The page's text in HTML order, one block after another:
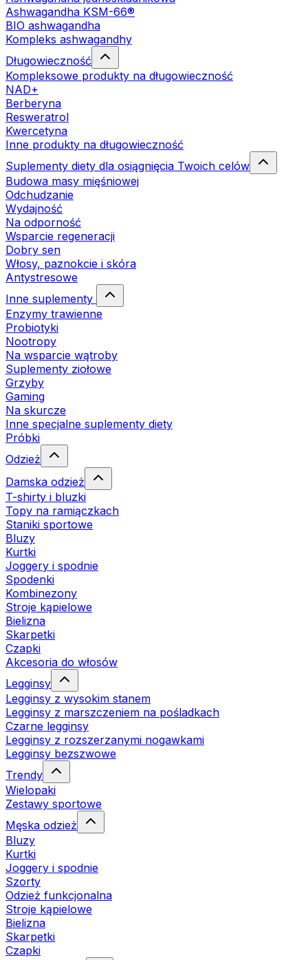
Ashwagandha KSM-66®
BIO ashwagandha
Kompleks ashwagandhy
Długowieczność
Kompleksowe produkty na długowieczność
NAD+
Berberyna
Resweratrol
Kwercetyna
Inne produkty na długowieczność
Suplementy diety dla osiągnięcia Twoich celów
Budowa masy mięśniowej
Odchudzanie
Wydajność
Na odporność
Wsparcie regeneracji
Dobry sen
Włosy, paznokcie i skóra
Antystresowe
Inne suplementy
Enzymy trawienne
Probiotyki
Nootropy
Na wsparcie wątroby
Suplementy ziołowe
Grzyby
Gaming
Na skurcze
Inne specjalne suplementy diety
Próbki
Odzież
Damska odzież
T-shirty i bluzki
Topy na ramiączkach
Staniki sportowe
Bluzy
Kurtki
Joggery i spodnie
Spodenki
Kombinezony
Stroje kąpielowe
Bielizna
Skarpetki
Czapki
Akcesoria do włosów
Legginsy
Legginsy z wysokim stanem
Legginsy z marszczeniem na pośladkach
Czarne legginsy
Legginsy z rozszerzanymi nogawkami
Legginsy bezszwowe
Trendy
Wielopaki
Zestawy sportowe
Męska odzież
Bluzy
Kurtki
Joggery i spodnie
Szorty
Odzież funkcjonalna
Stroje kąpielowe
Bielizna
Skarpetki
Czapki